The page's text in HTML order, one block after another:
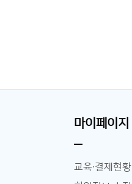
마이페이지
교육∙결제현황